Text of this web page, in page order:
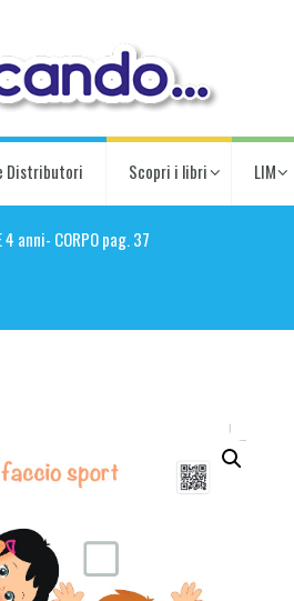
Distributori Scopri i libri LIM
4 anni- CORPO pag. 37